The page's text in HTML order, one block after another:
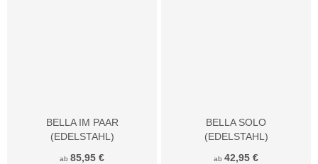
BELLA IM PAAR
(EDELSTAHL)
ab 85,95 €
BELLA SOLO
(EDELSTAHL)
ab 42,95 €